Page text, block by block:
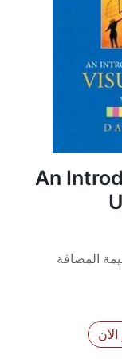
An
المضافة